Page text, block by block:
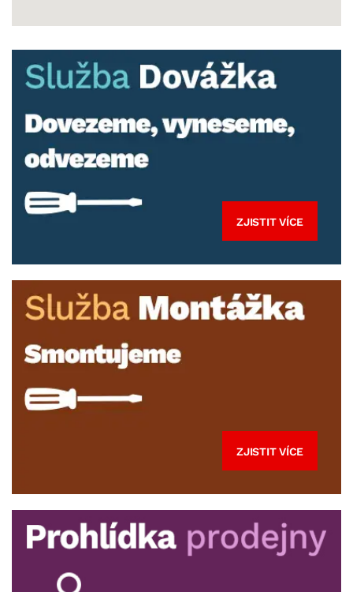
ZJISTIT VÍCE
ZJISTIT VÍCE